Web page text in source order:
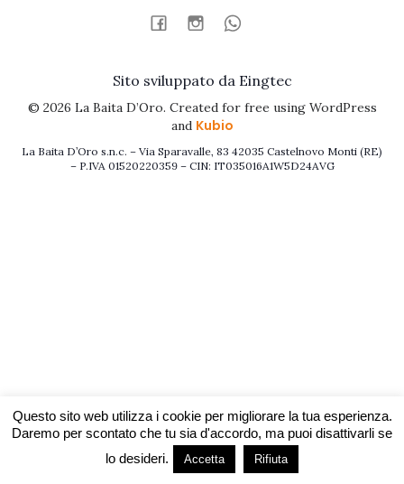
Sito sviluppato da Eingtec
© 2026 La Baita D’Oro. Created for free using WordPress
and Kubio
La Baita D’Oro s.n.c. – Via Sparavalle, 83 42035 Castelnovo Monti (RE)
– P.IVA 01520220359 – CIN: IT035016A1W5D24AVG
Questo sito web utilizza i cookie per migliorare la tua esperienza.
Daremo per scontato che tu sia d'accordo, ma puoi disattivarli se
lo desideri.
Accetta Rifiuta